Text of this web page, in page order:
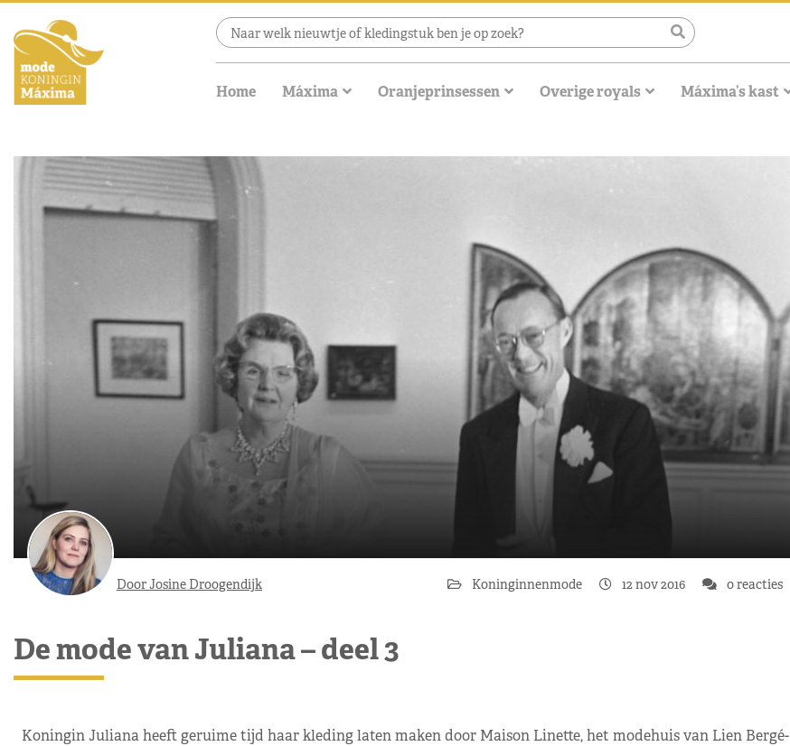
Home Máxima Oranjeprinsessen Overige royals Máxima’s kast
Door Josine Droogendijk Koninginnenmode 12 nov 2016 0 reacties
De mode van Juliana – deel 3
Koningin Juliana heeft geruime tijd haar kleding laten maken door Maison Linette, het modehuis van Lien Bergé-